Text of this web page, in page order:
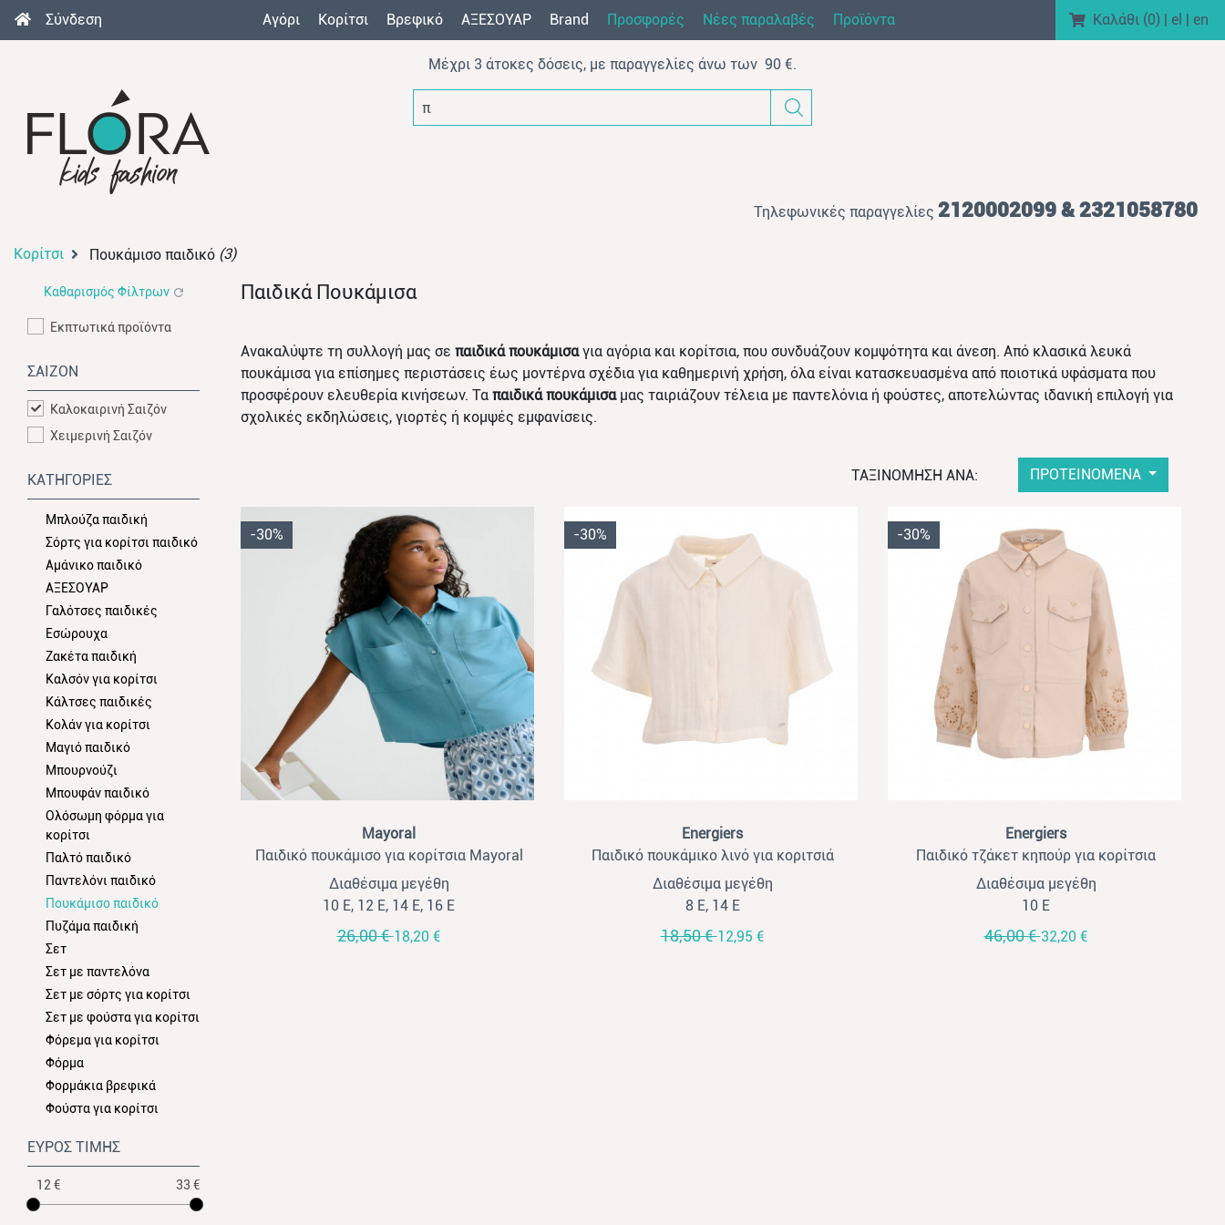
Σύνδεση Αγόρι Κορίτσι Βρεφικό AΞEΣOYAP Brand Προσφορές Νέες παραλαβές Προϊόντα Καλάθι (0) | el | en
Μέχρι 3 άτοκες δόσεις, με παραγγελίες άνω των 90 €.
π.χ. φό
Τηλεφωνικές παραγγελίες 2120002099 & 2321058780
Κορίτσι Πουκάμισο παιδικό (3)
Καθαρισμός Φίλτρων
Εκπτωτικά προϊόντα
ΣΑΙΖΟΝ
Καλοκαιρινή Σαιζόν
Χειμερινή Σαιζόν
ΚΑΤΗΓΟΡΙΕΣ
Μπλούζα παιδική
Σόρτς για κορίτσι παιδικό
Αμάνικο παιδικό
ΑΞΕΣΟΥΑΡ
Γαλότσες παιδικές
Εσώρουχα
Ζακέτα παιδική
Καλσόν για κορίτσι
Κάλτσες παιδικές
Κολάν για κορίτσι
Μαγιό παιδικό
Μπουρνούζι
Μπουφάν παιδικό
Ολόσωμη φόρμα για
κορίτσι
Παλτό παιδικό
Παντελόνι παιδικό
Πουκάμισο παιδικό
Πυζάμα παιδική
Σετ
Σετ με παντελόνα
Σετ με σόρτς για κορίτσι
Σετ με φούστα για κορίτσι
Φόρεμα για κορίτσι
Φόρμα
Φορμάκια βρεφικά
Φούστα για κορίτσι
ΕΥΡΟΣ ΤΙΜΗΣ
12 € 33 €
Παιδικά Πουκάμισα
Ανακαλύψτε τη συλλογή μας σε παιδικά πουκάμισαγια αγόρια και κορίτσια, που συνδυάζουν κομψότητα και άνεση. Από κλασικά λευκά
πουκάμισα για επίσημες περιστάσεις έως μοντέρνα σχέδια για καθημερινή χρήση, όλα είναι κατασκευασμένα από ποιοτικά υφάσματα που
προσφέρουν ελευθερία κινήσεων. Τα παιδικά πουκάμισαμας ταιριάζουν τέλεια με παντελόνια ή φούστες, αποτελώντας ιδανική επιλογή για
σχολικές εκδηλώσεις, γιορτές ή κομψές εμφανίσεις.
ΤΑΞΙΝΟΜΗΣΗ ΑΝΑ: ΠΡΟΤΕΙΝΟΜΕΝΑ
-30%
Mayoral
Παιδικό πουκάμισο για κορίτσια Mayoral
πετρόλ
Διαθέσιμα μεγέθη
10 Ε, 12 Ε, 14 Ε, 16 Ε
26,00 €18,20 €
-30%
Energiers
Παιδικό πουκάμικο λινό για κοριτσιά
Energiers εκρού
Διαθέσιμα μεγέθη
8 Ε, 14 Ε
18,50 €12,95 €
-30%
Energiers
Παιδικό τζάκετ κηπούρ για κορίτσια
Energiers μπεζ
Διαθέσιμα μεγέθη
10 Ε
46,00 €32,20 €